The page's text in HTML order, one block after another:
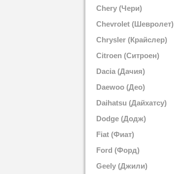
Chery (Чери)
Chevrolet (Шевролет)
Chrysler (Крайслер)
Citroen (Ситроен)
Dacia (Дачия)
Daewoo (Део)
Daihatsu (Дайхатсу)
Dodge (Додж)
Fiat (Фиат)
Ford (Форд)
Geely (Джили)